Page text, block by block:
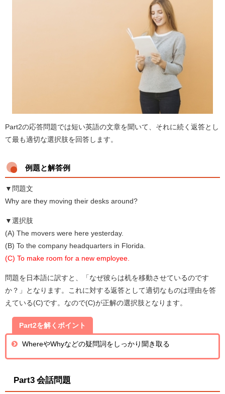
Part2の応答問題では短い英語の文章を聞いて、それに続く返答とし
て最も適切な選択肢を回答します。
例題と解答例
▼問題文
Why are they moving their desks around?
▼選択肢
(A) The movers were here yesterday.
(B) To the company headquarters in Florida.
(C) To make room for a new employee.
問題を日本語に訳すと、「なぜ彼らは机を移動させているのです
か？」となります。これに対する返答として適切なものは理由を答
えている(C)です。なので(C)が正解の選択肢となります。
Part2を解くポイント
WhereやWhyなどの疑問詞をしっかり聞き取る
Part3 会話問題